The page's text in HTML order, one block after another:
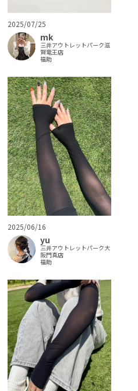
2025/07/25
mk
三井アウトレットパーク滋
賀竜王店
福助
2025/06/16
yu
三井アウトレットパーク大
阪門真店
福助